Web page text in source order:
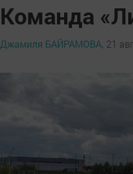
Команда
Джамиля БАЙРАМОВА, 21